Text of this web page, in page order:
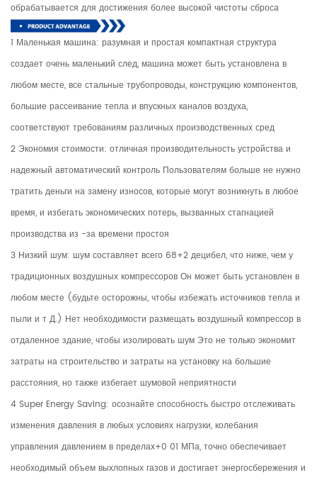
обрабатывается для достижения более высокой чистоты сброса
1 Маленькая машина: разумная и простая компактная структура
создает очень маленький след, машина может быть установлена ​​в
любом месте, все стальные трубопроводы, конструкцию компонентов,
большие рассеивание тепла и впускных каналов воздуха,
соответствуют требованиям различных производственных сред
2 Экономия стоимости: отличная производительность устройства и
надежный автоматический контроль Пользователям больше не нужно
тратить деньги на замену износов, которые могут возникнуть в любое
время, и избегать экономических потерь, вызванных стагнацией
производства из -за времени простоя
3 Низкий шум: шум составляет всего 68+2 децибел, что ниже, чем у
традиционных воздушных компрессоров Он может быть установлен в
любом месте (будьте осторожны, чтобы избежать источников тепла и
пыли и т Д.) Нет необходимости размещать воздушный компрессор в
отдаленное здание, чтобы изолировать шум Это не только экономит
затраты на строительство и затраты на установку на большие
расстояния, но также избегает шумовой неприятности
4 Super Energy Saving: осознайте способность быстро отслеживать
изменения давления в любых условиях нагрузки, колебания
управления давлением в пределах+0 01 МПа, точно обеспечивает
необходимый объем выхлопных газов и достигает энергосбережения и